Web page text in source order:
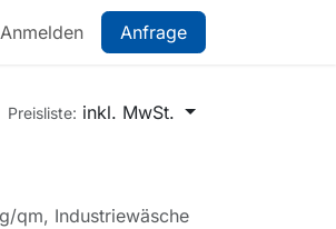
Anmelden Anfrage
Preisliste: inkl. MwSt.
qm, Industriewäsche